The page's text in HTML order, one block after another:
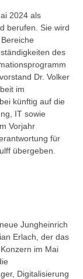
2024 als
berufen. Sie wird
des
Dr. Volker
im
künftig auf die
IT sowie
Vorjahr
für
übergeben.
Jungheinrich
Erlach, der das
im Mai
Digitalisierung